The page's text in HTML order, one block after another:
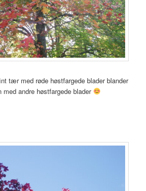
tær med røde høstfargede blader blander
med andre høstfargede blader